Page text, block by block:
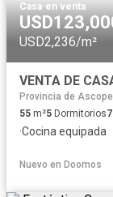
Casa·en venta
USD2,236/m²
VENTA DE
Provincia de Ascope
55 m²5 Dormitorios7
·Cocina equipada
Nuevo en Doomos